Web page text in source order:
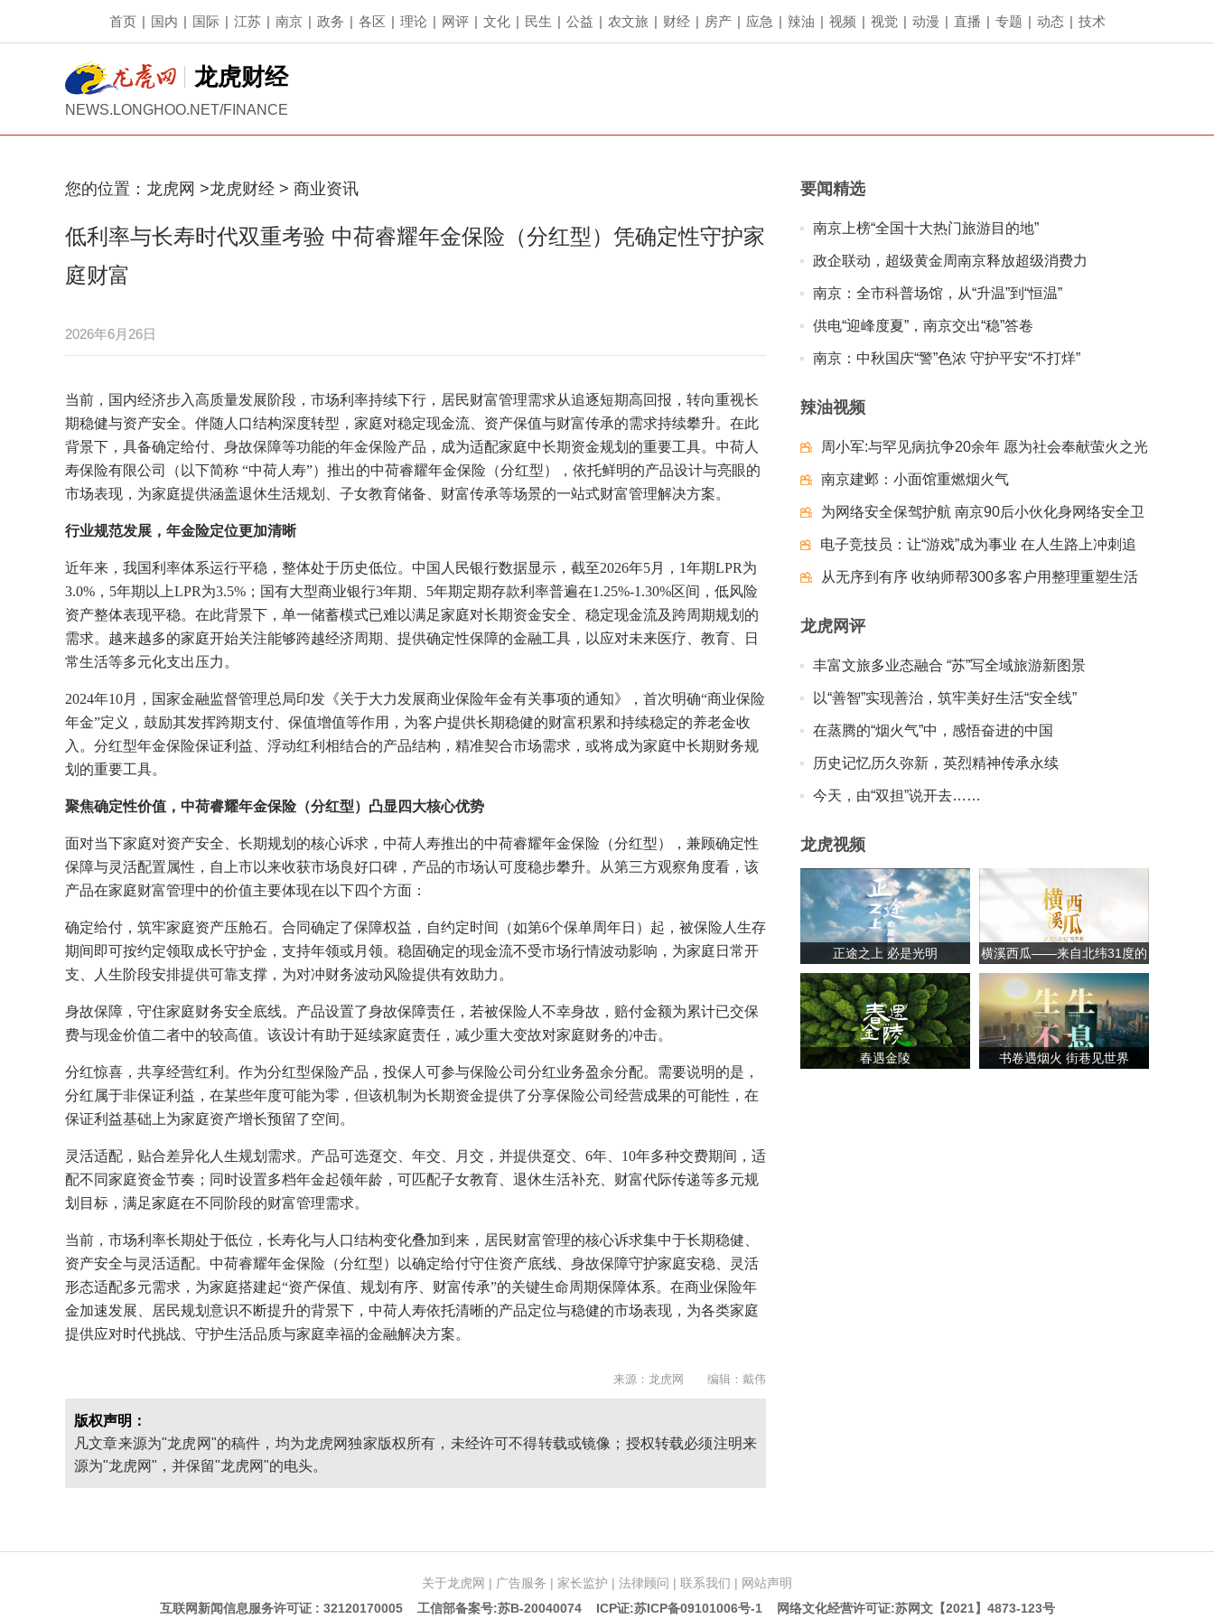
首页 | 国内 | 国际 | 江苏 | 南京 | 政务 | 各区 | 理论 | 网评 | 文化 | 民生 | 公益 | 农文旅 | 财经 | 房产 | 应急 | 辣油 | 视频 | 视觉 | 动漫 | 直播 | 专题 | 动态 | 技术
龙虎财经
NEWS.LONGHOO.NET/FINANCE
您的位置： 龙虎网 >龙虎财经 > 商业资讯
低利率与长寿时代双重考验 中荷睿耀年金保险（分红型）凭确定性守护家
庭财富
2026年6月26日
当前，国内经济步入高质量发展阶段，市场利率持续下行，居民财富管理需求从追逐短期高回报，转向重视长
期稳健与资产安全。伴随人口结构深度转型，家庭对稳定现金流、资产保值与财富传承的需求持续攀升。在此
背景下，具备确定给付、身故保障等功能的年金保险产品，成为适配家庭中长期资金规划的重要工具。中荷人
寿保险有限公司（以下简称 “中荷人寿”）推出的中荷睿耀年金保险（分红型），依托鲜明的产品设计与亮眼的
市场表现，为家庭提供涵盖退休生活规划、子女教育储备、财富传承等场景的一站式财富管理解决方案。
行业规范发展，年金险定位更加清晰
近年来，我国利率体系运行平稳，整体处于历史低位。中国人民银行数据显示，截至2026年5月，1年期LPR为
3.0%，5年期以上LPR为3.5%；国有大型商业银行3年期、5年期定期存款利率普遍在1.25%-1.30%区间，低风险
资产整体表现平稳。在此背景下，单一储蓄模式已难以满足家庭对长期资金安全、稳定现金流及跨周期规划的
需求。越来越多的家庭开始关注能够跨越经济周期、提供确定性保障的金融工具，以应对未来医疗、教育、日
常生活等多元化支出压力。
2024年10月，国家金融监督管理总局印发《关于大力发展商业保险年金有关事项的通知》，首次明确“商业保险
年金”定义，鼓励其发挥跨期支付、保值增值等作用，为客户提供长期稳健的财富积累和持续稳定的养老金收
入。分红型年金保险保证利益、浮动红利相结合的产品结构，精准契合市场需求，或将成为家庭中长期财务规
划的重要工具。
聚焦确定性价值，中荷睿耀年金保险（分红型） 凸显四大核心优势
面对当下家庭对资产安全、长期规划的核心诉求，中荷人寿推出的中荷睿耀年金保险（分红型），兼顾确定性
保障与灵活配置属性，自上市以来收获市场良好口碑，产品的市场认可度稳步攀升。从第三方观察角度看，该
产品在家庭财富管理中的价值主要体现在以下四个方面：
确定给付，筑牢家庭资产压舱石。合同确定了保障权益，自约定时间（如第6个保单周年日）起，被保险人生存
期间即可按约定领取成长守护金，支持年领或月领。稳固确定的现金流不受市场行情波动影响，为家庭日常开
支、人生阶段安排提供可靠支撑，为对冲财务波动风险提供有效助力。
身故保障，守住家庭财务安全底线。产品设置了身故保障责任，若被保险人不幸身故，赔付金额为累计已交保
费与现金价值二者中的较高值。该设计有助于延续家庭责任，减少重大变故对家庭财务的冲击。
分红惊喜，共享经营红利。作为分红型保险产品，投保人可参与保险公司分红业务盈余分配。需要说明的是，
分红属于非保证利益，在某些年度可能为零，但该机制为长期资金提供了分享保险公司经营成果的可能性，在
保证利益基础上为家庭资产增长预留了空间。
灵活适配，贴合差异化人生规划需求。产品可选趸交、年交、月交，并提供趸交、6年、10年多种交费期间，适
配不同家庭资金节奏；同时设置多档年金起领年龄，可匹配子女教育、退休生活补充、财富代际传递等多元规
划目标，满足家庭在不同阶段的财富管理需求。
当前，市场利率长期处于低位，长寿化与人口结构变化叠加到来，居民财富管理的核心诉求集中于长期稳健、
资产安全与灵活适配。中荷睿耀年金保险（分红型）以确定给付守住资产底线、身故保障守护家庭安稳、灵活
形态适配多元需求，为家庭搭建起“资产保值、规划有序、财富传承”的关键生命周期保障体系。在商业保险年
金加速发展、居民规划意识不断提升的背景下，中荷人寿依托清晰的产品定位与稳健的市场表现，为各类家庭
提供应对时代挑战、守护生活品质与家庭幸福的金融解决方案。
来源：龙虎网 编辑：戴伟
版权声明：
凡文章来源为"龙虎网"的稿件，均为龙虎网独家版权所有，未经许可不得转载或镜像；授权转载必须注明来
源为"龙虎网"，并保留"龙虎网"的电头。
要闻精选
南京上榜“全国十大热门旅游目的地”
政企联动，超级黄金周南京释放超级消费力
南京：全市科普场馆，从“升温”到“恒温”
供电“迎峰度夏”，南京交出“稳”答卷
南京：中秋国庆“警”色浓 守护平安“不打烊”
辣油视频
周小军:与罕见病抗争20余年 愿为社会奉献萤火之光
南京建邺：小面馆重燃烟火气
为网络安全保驾护航 南京90后小伙化身网络安全卫
士
电子竞技员：让“游戏”成为事业 在人生路上冲刺追
梦夺冠
从无序到有序 收纳师帮300多客户用整理重塑生活
龙虎网评
丰富文旅多业态融合 “苏”写全域旅游新图景
以“善智”实现善治，筑牢美好生活“安全线”
在蒸腾的“烟火气”中，感悟奋进的中国
历史记忆历久弥新，英烈精神传承永续
今天，由“双担”说开去……
龙虎视频
正途之上 必是光明
横溪西瓜——来自北纬31度的
甘甜
春遇金陵 书卷遇烟火 街巷见世界
关于龙虎网 | 广告服务 | 家长监护 | 法律顾问 | 联系我们 | 网站声明
互联网新闻信息服务许可证 : 32120170005 工信部备案号:苏B-20040074 ICP证:苏ICP备09101006号-1网络文化经营许可证:苏网文【2021】4873-123号